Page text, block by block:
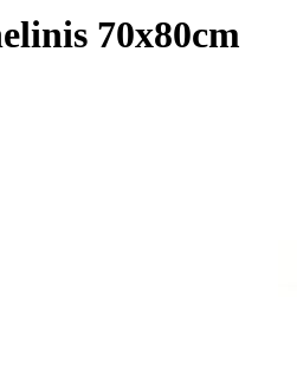
70x80cm